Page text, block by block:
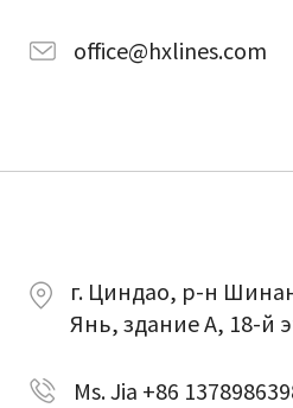
office@hxlines.com
г. Циндао, р-н
Янь, здание A, 18-й
Ms. Jia +86